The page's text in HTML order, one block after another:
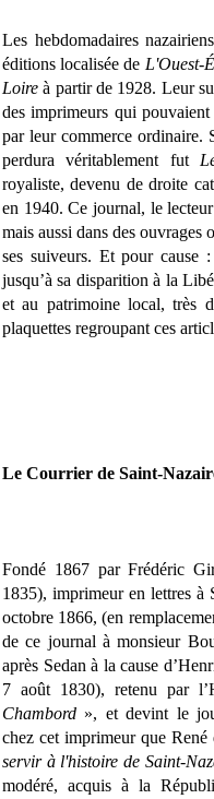
Les hebdomadaires
éditions localisée de L'Ouest-
Loire à partir de 1928. Leur
des imprimeurs qui
par leur commerce ordinaire.
perdura véritablement fut
royaliste, devenu de droite
en 1940. Ce journal, le
mais aussi dans des ouvrages
ses suiveurs. Et pour
jusqu’à sa disparition à la
et au patrimoine local, très
plaquettes regroupant ces
Le Courrier de Saint-
Fondé 1867 par Frédéric
1835), imprimeur en lettres
octobre 1866, (en
de ce journal à monsieur
après Sedan à la cause
7 août 1830), retenu par
Chambord », et devint le
chez cet imprimeur que
servir à l'histoire de Saint-
modéré, acquis à la